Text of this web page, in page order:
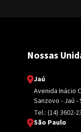
Nossas
Jaú
Avenida Inácio
Sanzovo - Jaú -
Tel.: (14) 3602-
São Paulo